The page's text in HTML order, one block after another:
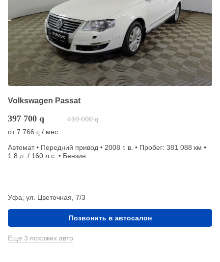
Volkswagen Passat
397 700 q 410 000 q
от7 766 q / мес.
Автомат • Передний привод • 2008 г. в. • Пробег: 381 088 км •
1.8 л. / 160 л.с. • Бензин
Уфа, ул. Цветочная, 7/3
Позвонить в автосалон
Еще 3 похожих авто